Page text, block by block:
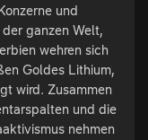
und
ganzen Welt,
wehren sich
Goldes Lithium,
wird. Zusammen
und die
nehmen